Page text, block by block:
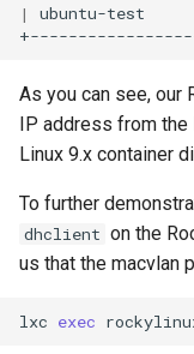
| ubuntu-test
As you can see, our
IP address from the
Linux 9.x container
To further
dhclient on the
us that the macvlan
lxc exec